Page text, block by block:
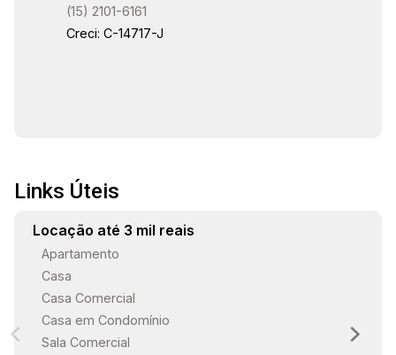
(15) 2101-6161
Creci: C-14717-J
Links Úteis
Locação até 3 mil reais
Apartamento
Casa
Casa Comercial
Casa em Condomínio
Sala Comercial